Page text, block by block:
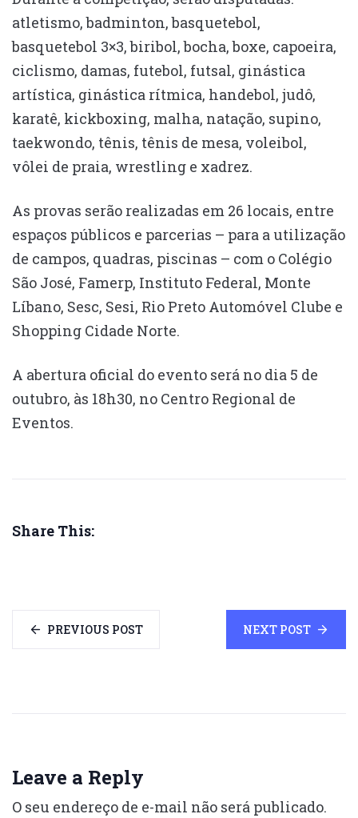
atletismo, badminton, basquetebol,
basquetebol 3×3, biribol, bocha, boxe, capoeira,
ciclismo, damas, futebol, futsal, ginástica
artística, ginástica rítmica, handebol, judô,
karatê, kickboxing, malha, natação, supino,
taekwondo, tênis, tênis de mesa, voleibol,
vôlei de praia, wrestling e xadrez.
As provas serão realizadas em 26 locais, entre
espaços públicos e parcerias – para a utilização
de campos, quadras, piscinas – com o Colégio
São José, Famerp, Instituto Federal, Monte
Líbano, Sesc, Sesi, Rio Preto Automóvel Clube e
Shopping Cidade Norte.
A abertura oficial do evento será no dia 5 de
outubro, às 18h30, no Centro Regional de
Eventos.
Share This:
PREVIOUS POST NEXT POST
Leave a Reply
O seu endereço de e-mail não será publicado.